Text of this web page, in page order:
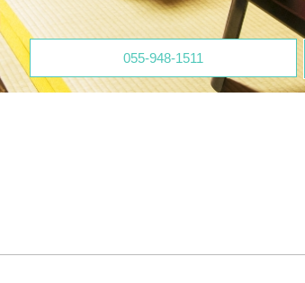
055-948-1511